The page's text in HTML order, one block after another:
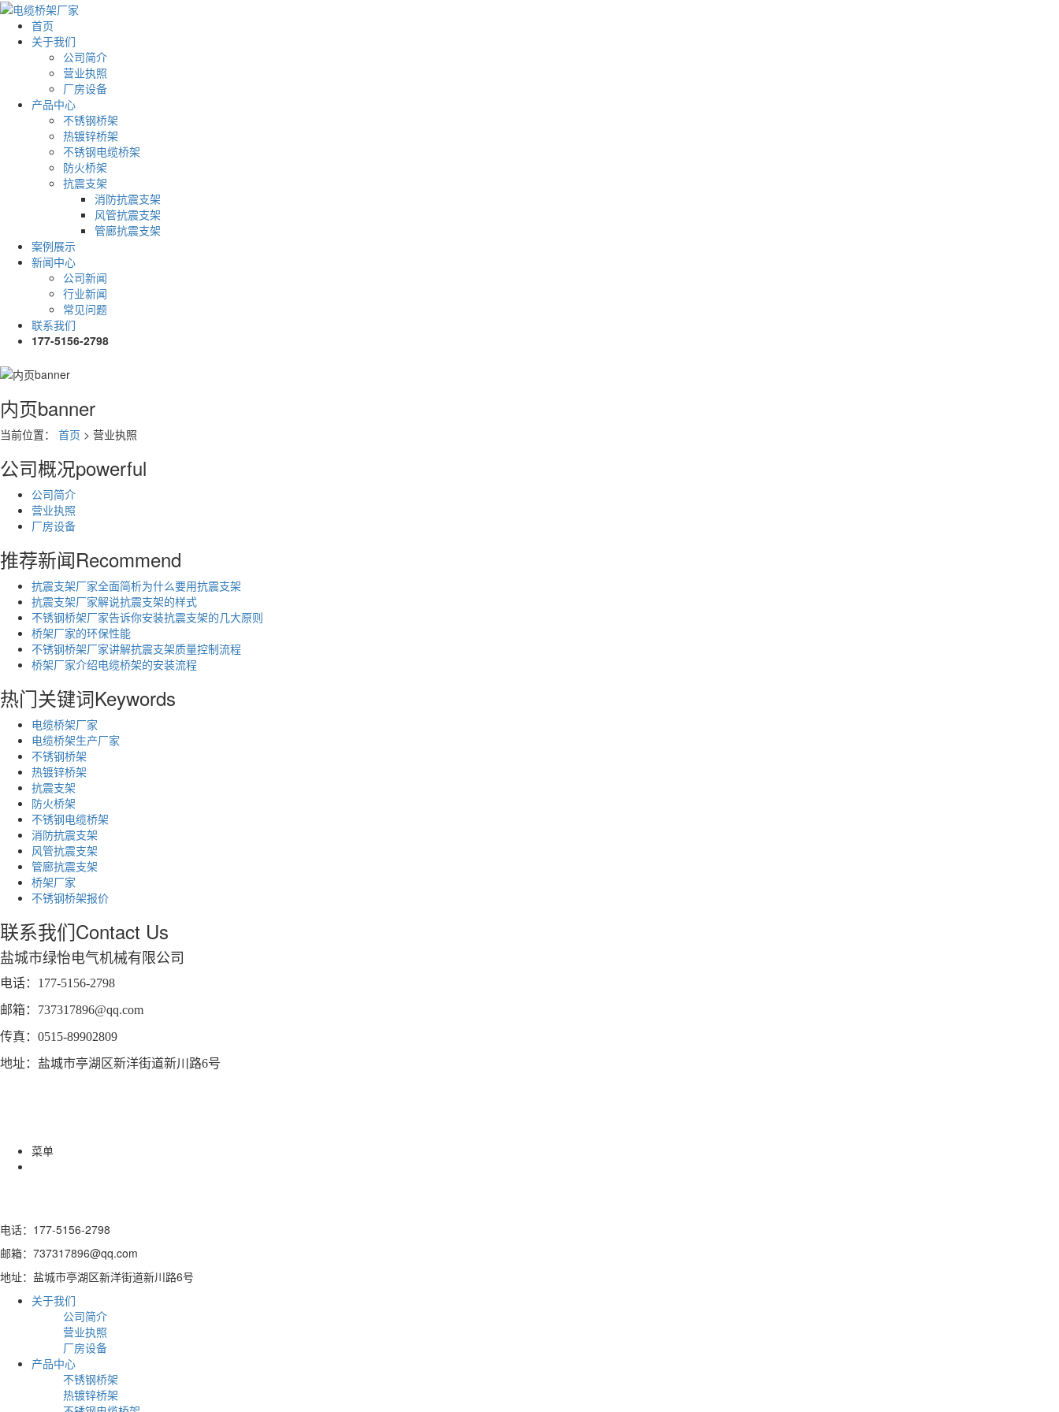
首页
关于我们
公司简介
营业执照
厂房设备
产品中心
不锈钢桥架
热镀锌桥架
不锈钢电缆桥架
防火桥架
抗震支架
消防抗震支架
风管抗震支架
管廊抗震支架
案例展示
新闻中心
公司新闻
行业新闻
常见问题
联系我们
177-5156-2798
内页banner
当前位置： 首页 > 营业执照
公司概况powerful
公司简介
营业执照
厂房设备
推荐新闻Recommend
抗震支架厂家全面简析为什么要用抗震支架
抗震支架厂家解说抗震支架的样式
不锈钢桥架厂家告诉你安装抗震支架的几大原则
桥架厂家的环保性能
不锈钢桥架厂家讲解抗震支架质量控制流程
桥架厂家介绍电缆桥架的安装流程
热门关键词Keywords
电缆桥架厂家
电缆桥架生产厂家
不锈钢桥架
热镀锌桥架
抗震支架
防火桥架
不锈钢电缆桥架
消防抗震支架
风管抗震支架
管廊抗震支架
桥架厂家
不锈钢桥架报价
联系我们Contact Us
盐城市绿怡电气机械有限公司
电话：177-5156-2798
邮箱：737317896@qq.com
传真：0515-89902809
地址：盐城市亭湖区新洋街道新川路6号
菜单
电话：177-5156-2798
邮箱：737317896@qq.com
地址：盐城市亭湖区新洋街道新川路6号
关于我们
公司简介
营业执照
厂房设备
产品中心
不锈钢桥架
热镀锌桥架